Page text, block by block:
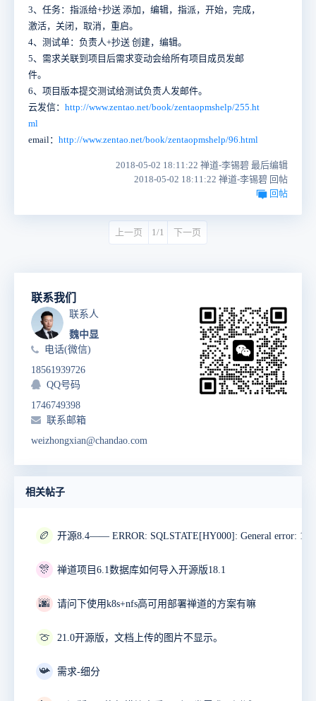
3、任务：指派给+抄送 添加，编辑，指派，开始，完成，
激活，关闭，取消，重启。
4、测试单：负责人+抄送 创建，编辑。
5、需求关联到项目后需求变动会给所有项目成员发邮
件。
6、项目版本提交测试给测试负责人发邮件。
云发信： http://www.zentao.net/book/zentaopmshelp/255.ht
ml
email： http://www.zentao.net/book/zentaopmshelp/96.html
2018-05-02 18:11:22 禅道-李锡碧 最后编辑
2018-05-02 18:11:22 禅道-李锡碧 回帖
回帖
上一页 1/1 下一页
联系我们
联系人
魏中显
电话(微信)
18561939726
QQ号码
1746749398
联系邮箱
weizhongxian@chandao.com
相关帖子
🏉
🎊 禅道项目6.1数据库如何导入开源版18.1
🌆 请问下使用k8s+nfs高可用部署禅道的方案有嘛
🍈 21.0开源版，文档上传的图片不显示。
📯 需求-细分